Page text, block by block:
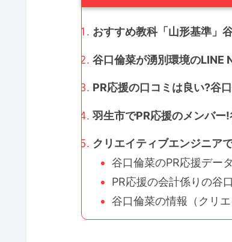
おすすめ教科「山形基準」
谷口倫菜が湧別環境の
PR応援の口コミは良い?谷
羽生市でPR応援のメンバー
クリエイティブエンジニア
谷口倫菜のPR応援デー
PR応援の会計係りの谷
谷口倫菜の情報（クリ